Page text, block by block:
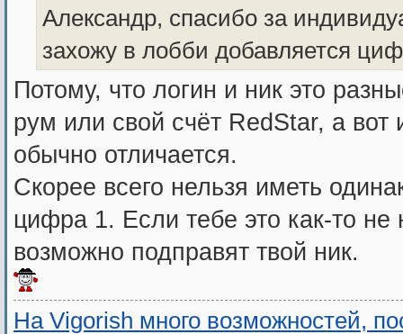
Александр, спасибо за
захожу в лобби добавляется
Потому, что логин и ник это
рум или свой счёт RedStar, а вот
обычно отличается.
Скорее всего нельзя иметь
цифра 1. Если тебе это как-то
возможно подправят твой ник.
На Vigorish много возможностей,